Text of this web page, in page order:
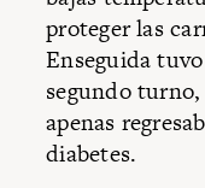
proteger las
Enseguida
segundo
apenas
diabetes.